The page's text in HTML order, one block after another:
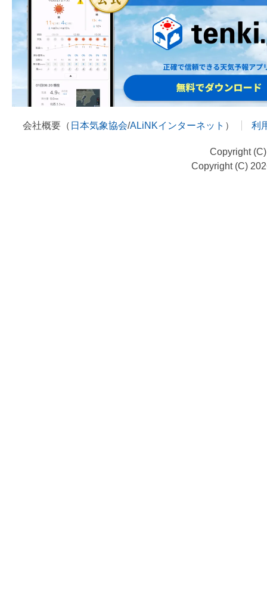
会社概要（ 日本気象協会/ALiNKインターネット ） 利
Copyright
Copyright (C)